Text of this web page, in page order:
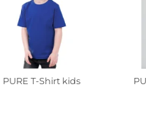
PURE T-Shirt kids